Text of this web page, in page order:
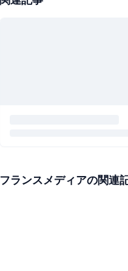
フランスメディアの関連